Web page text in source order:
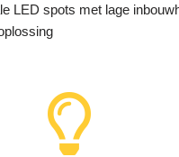
LED spots met lage